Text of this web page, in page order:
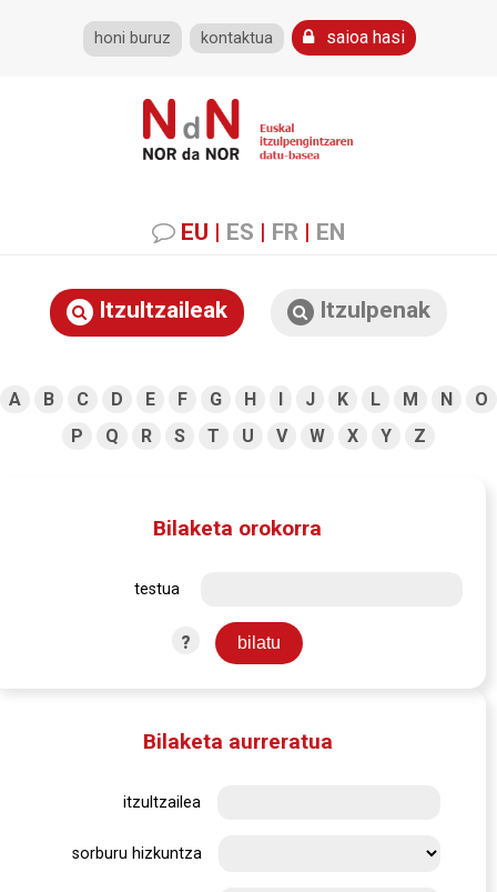
honi buruz kontaktua saioa hasi
EU | ES | FR | EN
Itzultzaileak Itzulpenak
A B C D E F G H I J K L M N
O
P
Q R S T U V W X Y Z
Bilaketa orokorra
testua
?
Bilaketa aurreratua
itzultzailea
sorburu hizkuntza